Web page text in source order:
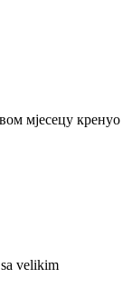
мјесецу кренуо
velikim